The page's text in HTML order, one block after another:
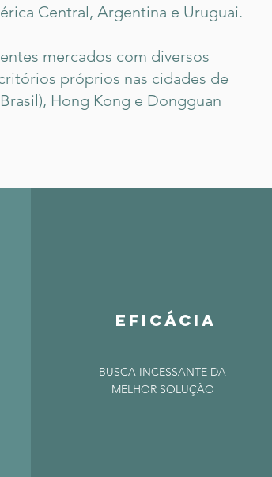
Central, Argentina e Uruguai.
mercados com diversos
próprios nas cidades de
Hong Kong e Dongguan
EFICÁCIA
BUSCA INCESSANTE DA
MELHOR SOLUÇÃO